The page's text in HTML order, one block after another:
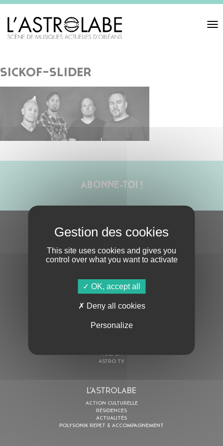
Toggle
sickof-slider
ABONNE-TOI !
S'ABONNER À LA NEWSLETTER
En cochant cette case, j’accepte la Politique de confidentialité
AGENDA
ASTRO TV
L’ASTROLABE
ACTION CULTURELLE
RÉSIDENCES
ACTUALITÉS
POLYSONIK REPET & ACCOMPAGNEMENT
This site uses cookies and gives you
control over what you want to activate
OK, accept all
Deny all cookies
Personalize